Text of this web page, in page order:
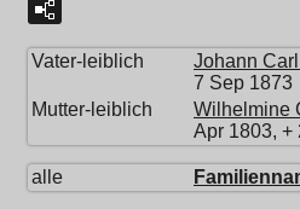
Vater-leiblich Johann Carl
7 Sep 1873
Mutter-leiblich
Wilhelmine
Apr 1803, +
alle